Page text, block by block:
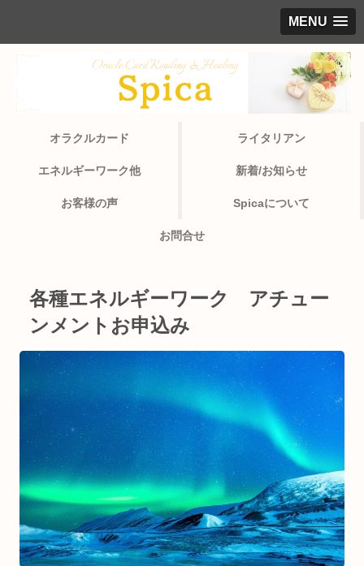
MENU
オラクルカード ライタリアン
エネルギーワーク他 新着/お知らせ
お客様の声 Spicaについて
お問合せ
各種エネルギーワーク アチュー
ンメントお申込み